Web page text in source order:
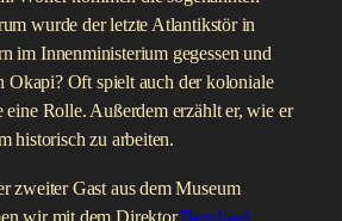
wurde der letzte Atlantikstör in
im Innenministerium gegessen und
Okapi? Oft spielt auch der koloniale
Rolle. Außerdem erzählt er, wie er
historisch zu arbeiten.
zweiter Gast aus dem Museum